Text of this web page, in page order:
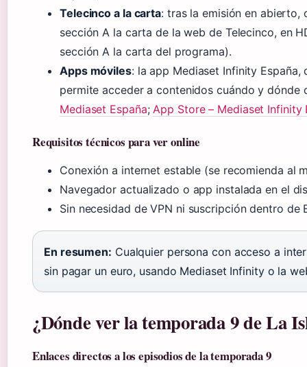
Telecinco a la carta: tras la emisión en abierto,
sección A la carta de la web de Telecinco, en
sección A la carta del programa).
Apps móviles: la app Mediaset Infinity
permite acceder a contenidos cuándo y dónde
Mediaset España;App Store – Mediaset Infinity
Requisitos técnicos para ver online
Conexión a internet estable (se recomienda al
Navegador actualizado o app instalada en el
Sin necesidad de VPN ni suscripción dentro de
En resumen: Cualquier persona con acceso a
sin pagar un euro, usando Mediaset Infinity o la
¿Dónde ver la temporada 9 de La
Enlaces directos a los episodios de la temporada 9